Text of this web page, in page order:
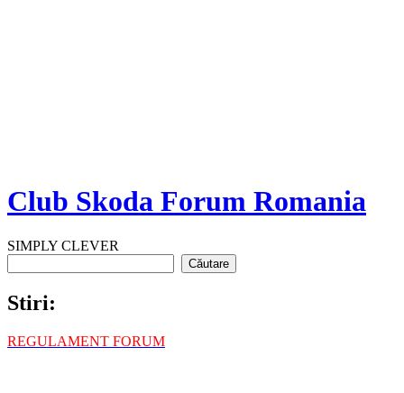
Club Skoda Forum Romania
SIMPLY CLEVER
Stiri:
REGULAMENT FORUM